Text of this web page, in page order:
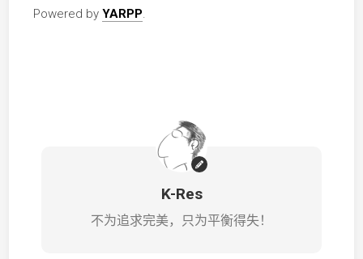
Powered by YARPP.
K-Res
不为追求完美，只为平衡得失！